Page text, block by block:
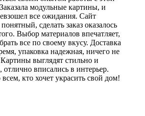
модульные картины, и
все ожидания. Сайт
сделать заказ оказалось
Выбор материалов впечатляет,
все по своему вкусу. Доставка
упаковка надежная, ничего не
выглядят стильно и
отлично вписались в интерьер.
кто хочет украсить свой дом!